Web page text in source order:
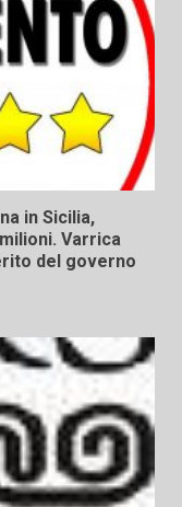
in Sicilia,
Varrica
del governo